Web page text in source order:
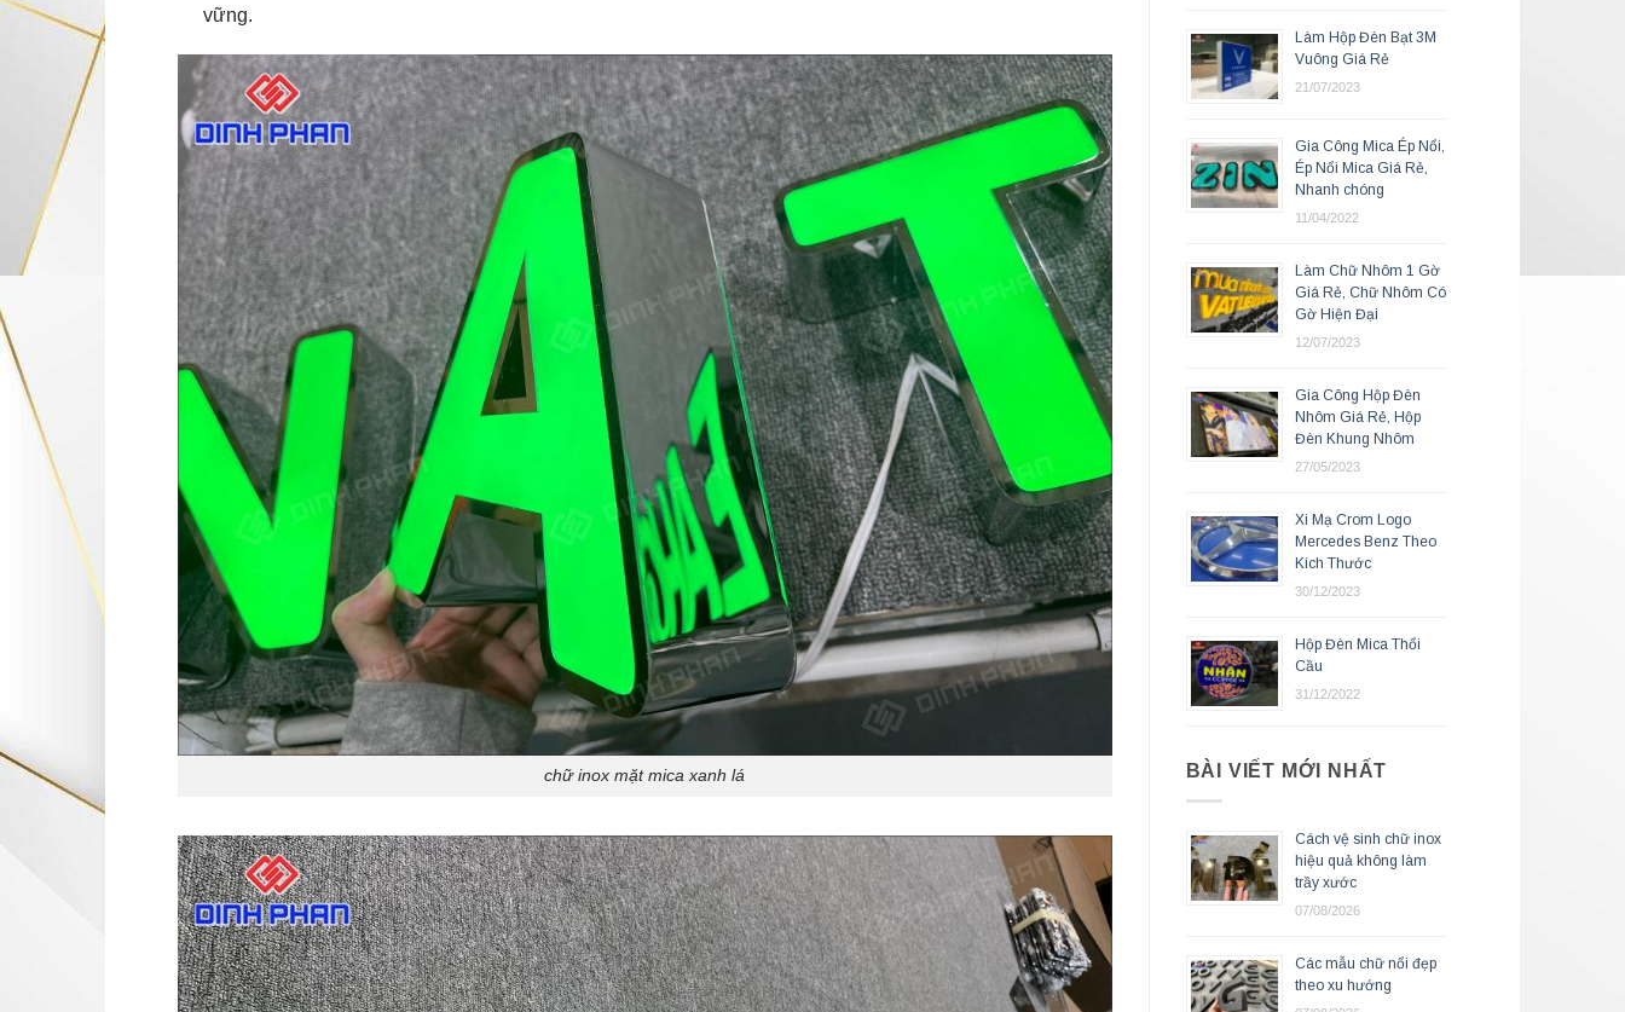
vững.
chữ inox mặt mica xanh lá
Làm Hộp Đèn Bạt 3M
Vuông Giá Rẻ
21/07/2023
Gia Công Mica Ép Nổi,
Ép Nổi Mica Giá Rẻ,
Nhanh chóng
11/04/2022
Làm Chữ Nhôm 1 Gờ
Giá Rẻ, Chữ Nhôm Có
Gờ Hiện Đại
12/07/2023
Gia Công Hộp Đèn
Nhôm Giá Rẻ, Hộp
Đèn Khung Nhôm
27/05/2023
Xi Mạ Crom Logo
Mercedes Benz Theo
Kích Thước
30/12/2023
Hộp Đèn Mica Thổi
Cầu
31/12/2022
BÀI VIẾT MỚI NHẤT
Cách vệ sinh chữ inox
hiệu quả không làm
trầy xước
07/08/2026
Các mẫu chữ nổi đẹp
theo xu hướng